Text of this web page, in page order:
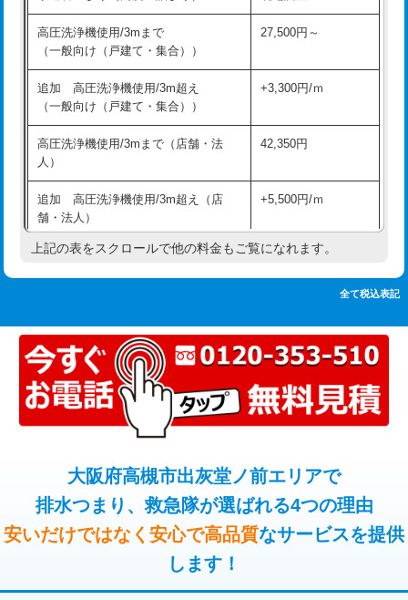
追加人工 16,500円
廃棄・処分 現場見積
※給水管工事は20mmまでの価格です。
持込商品取付（混合水栓）
持込商品取付（浄水器・分岐水栓） 16,500円
業）
排水管工事（追加 排水管工事/3ｍ超
え）
マス交換（土の掘削・埋め戻し作業） 11,000円~
マス交換（深さ50㎝以上） 66,000円
コンクリート斫り（厚さ10㎝まで） 27,500円
コンクリート斫り（厚さ10㎝超え） 38,500円
モルタル補修（厚さ10㎝まで） 27,500円
モルタル補修（厚さ10㎝超え） 38,500円
追加人工 16,500円
高圧洗浄機使用/3mまで
（一般向け（戸建て・集合））
27,500円～
追加 高圧洗浄機使用/3m超え
（一般向け（戸建て・集合））
+3,300円/ｍ
高圧洗浄機使用/3mまで（店舗・法
人）
42,350円
追加 高圧洗浄機使用/3m超え（店
舗・法人）
+5,500円/ｍ
高度高圧洗浄換 現地調査
トーラー機使用/3mまで 33,000円
追加トーラー機使用/3m超え +3,300円
カメラ調査 33,000円
止水・漏水調査・防水処理・清掃・修
理・調整・分解・加工など（軽作業）
11,000円
止水・漏水調査・防水処理・清掃・修
理・調整・分解・加工など（中作業）
22,000円
止水・漏水調査・防水処理・清掃・修
33,000円
上記の表をスクロールで他の料金もご覧になれます。
全て税込表記
大阪府高槻市出灰堂ノ前エリアで
排水つまり、救急隊が選ばれる4つの理由
安いだけではなく安心で高品質なサービスを提供
します！